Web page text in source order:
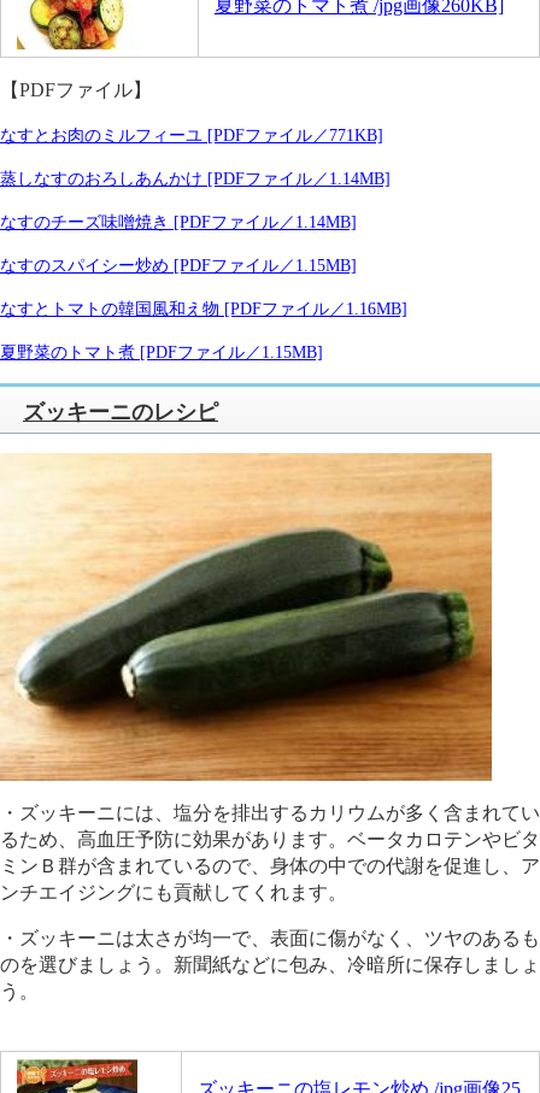
夏野菜のトマト煮 /jpg画像260KB]
【PDFファイル】
なすとお肉のミルフィーユ [PDFファイル／771KB]
蒸しなすのおろしあんかけ [PDFファイル／1.14MB]
なすのチーズ味噌焼き [PDFファイル／1.14MB]
なすのスパイシー炒め [PDFファイル／1.15MB]
なすとトマトの韓国風和え物 [PDFファイル／1.16MB]
夏野菜のトマト煮 [PDFファイル／1.15MB]
ズッキーニのレシピ
・ズッキーニには、塩分を排出するカリウムが多く含まれてい
るため、高血圧予防に効果があります。ベータカロテンやビタ
ミンＢ群が含まれているので、身体の中での代謝を促進し、ア
ンチエイジングにも貢献してくれます。
・ズッキーニは太さが均一で、表面に傷がなく、ツヤのあるも
のを選びましょう。新聞紙などに包み、冷暗所に保存しましょ
う。
ズッキーニの塩レモン炒め /jpg画像25